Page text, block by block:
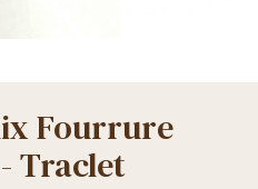
Fourrure
Traclet